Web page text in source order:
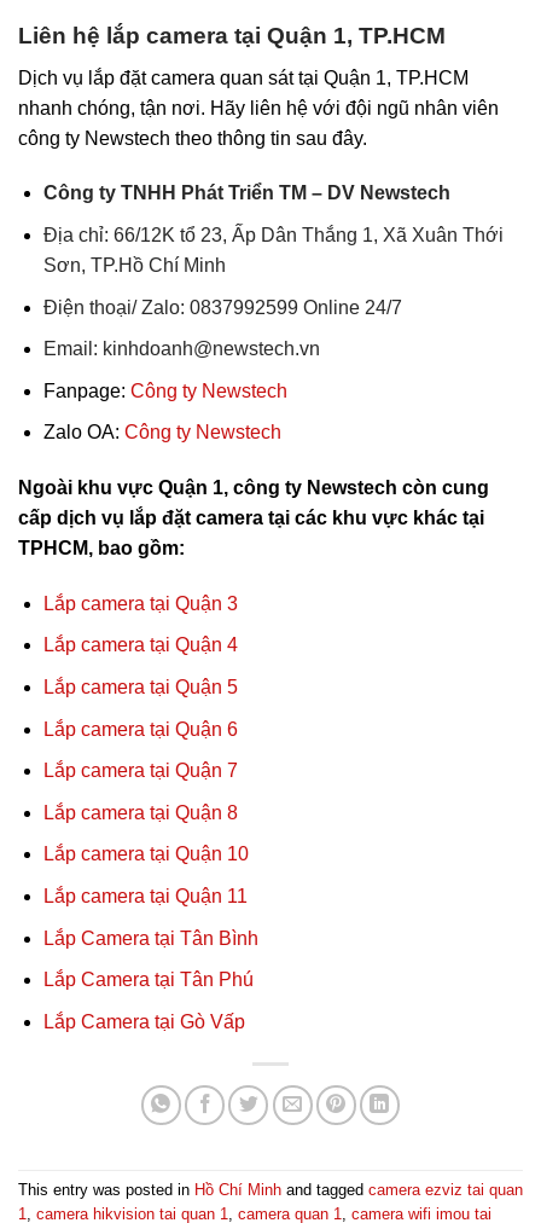
Liên hệ lắp camera tại Quận 1, TP.HCM
Dịch vụ lắp đặt camera quan sát tại Quận 1, TP.HCM
nhanh chóng, tận nơi. Hãy liên hệ với đội ngũ nhân viên
công ty Newstech theo thông tin sau đây.
Công ty TNHH Phát Triển TM – DV Newstech
Địa chỉ: 66/12K tổ 23, Ấp Dân Thắng 1, Xã Xuân Thới
Sơn, TP.Hồ Chí Minh
Điện thoại/ Zalo: 0837992599 Online 24/7
Email: kinhdoanh@newstech.vn
Fanpage: Công ty Newstech
Zalo OA: Công ty Newstech
Ngoài khu vực Quận 1, công ty Newstech còn cung
cấp dịch vụ lắp đặt camera tại các khu vực khác tại
TPHCM, bao gồm:
Lắp camera tại Quận 3
Lắp camera tại Quận 4
Lắp camera tại Quận 5
Lắp camera tại Quận 6
Lắp camera tại Quận 7
Lắp camera tại Quận 8
Lắp camera tại Quận 10
Lắp camera tại Quận 11
Lắp Camera tại Tân Bình
Lắp Camera tại Tân Phú
Lắp Camera tại Gò Vấp
This entry was posted in Hồ Chí Minh and tagged camera ezviz tai quan
1, camera hikvision tai quan 1, camera quan 1, camera wifi imou tai